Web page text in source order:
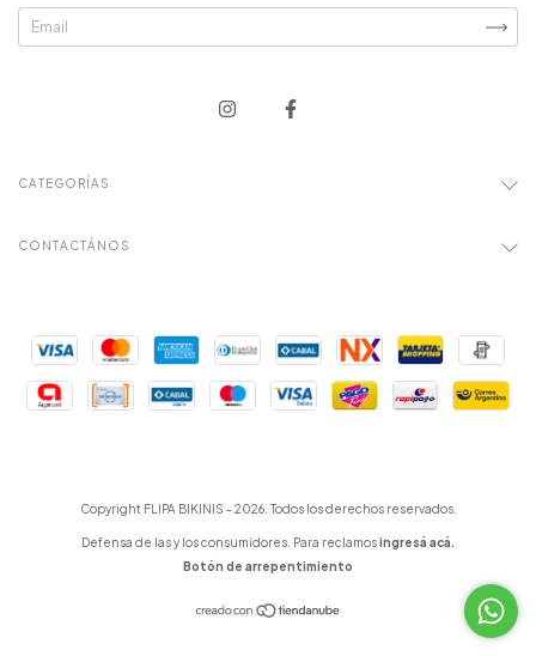
CATEGORÍAS
CONTACTÁNOS
Copyright FLIPA BIKINIS - 2026. Todos los derechos reservados.
Defensa de las y los consumidores. Para reclamosingresá acá.
Botón de arrepentimiento